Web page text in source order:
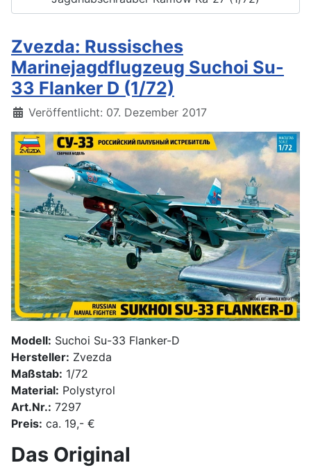
Zvezda: Russisches
Marinejagdflugzeug Suchoi Su-
33 Flanker D (1/72)
Details
Veröffentlicht: 07. Dezember 2017
Modell: Suchoi Su-33 Flanker-D
Hersteller: Zvezda
Maßstab: 1/72
Material: Polystyrol
Art.Nr.: 7297
Preis: ca. 19,- €
Das Original